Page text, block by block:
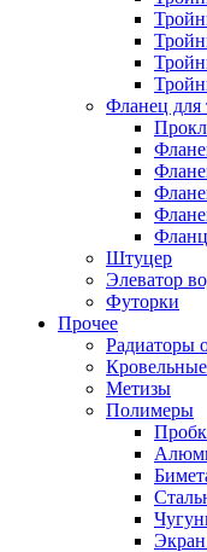
Фланец для
Штуцер
Элеватор
Футорки
Прочее
Радиаторы
Метизы
Полимеры
Экран